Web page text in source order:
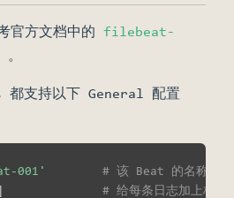
官方文档中的filebeat-
。
都支持以下 General 配置
001'
# 该 Beat 的名称，默
# 给每条日志加上标